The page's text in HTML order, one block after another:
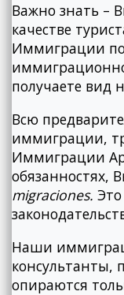
Важно знать –
качестве
Иммиграции
получаете вид
Всю
иммиграции,
Иммиграции
обязанностях,
migraciones.
Наши
консультанты,
опираются